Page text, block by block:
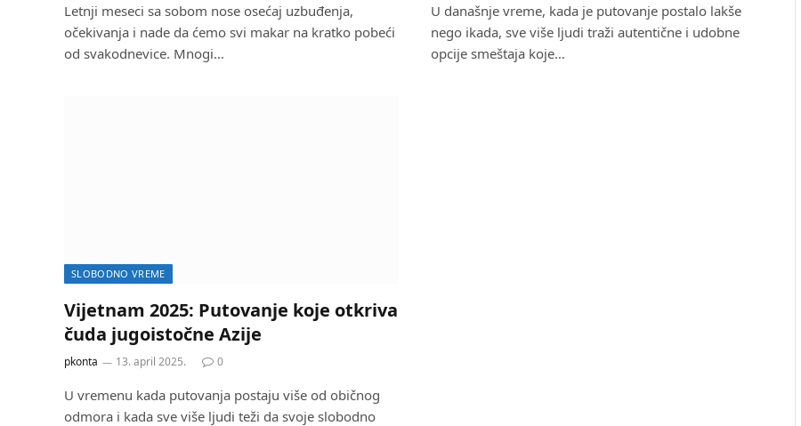
Letnji meseci sa sobom nose osećaj uzbuđenja,
očekivanja i nade da ćemo svi makar na kratko pobeći
od svakodnevice. Mnogi…
U današnje vreme, kada je putovanje postalo lakše
nego ikada, sve više ljudi traži autentične i udobne
opcije smeštaja koje…
SLOBODNO VREME
Vijetnam 2025: Putovanje koje otkriva
čuda jugoistočne Azije
pkonta 13. april 2025. 0
U vremenu kada putovanja postaju više od običnog
odmora i kada sve više ljudi teži da svoje slobodno